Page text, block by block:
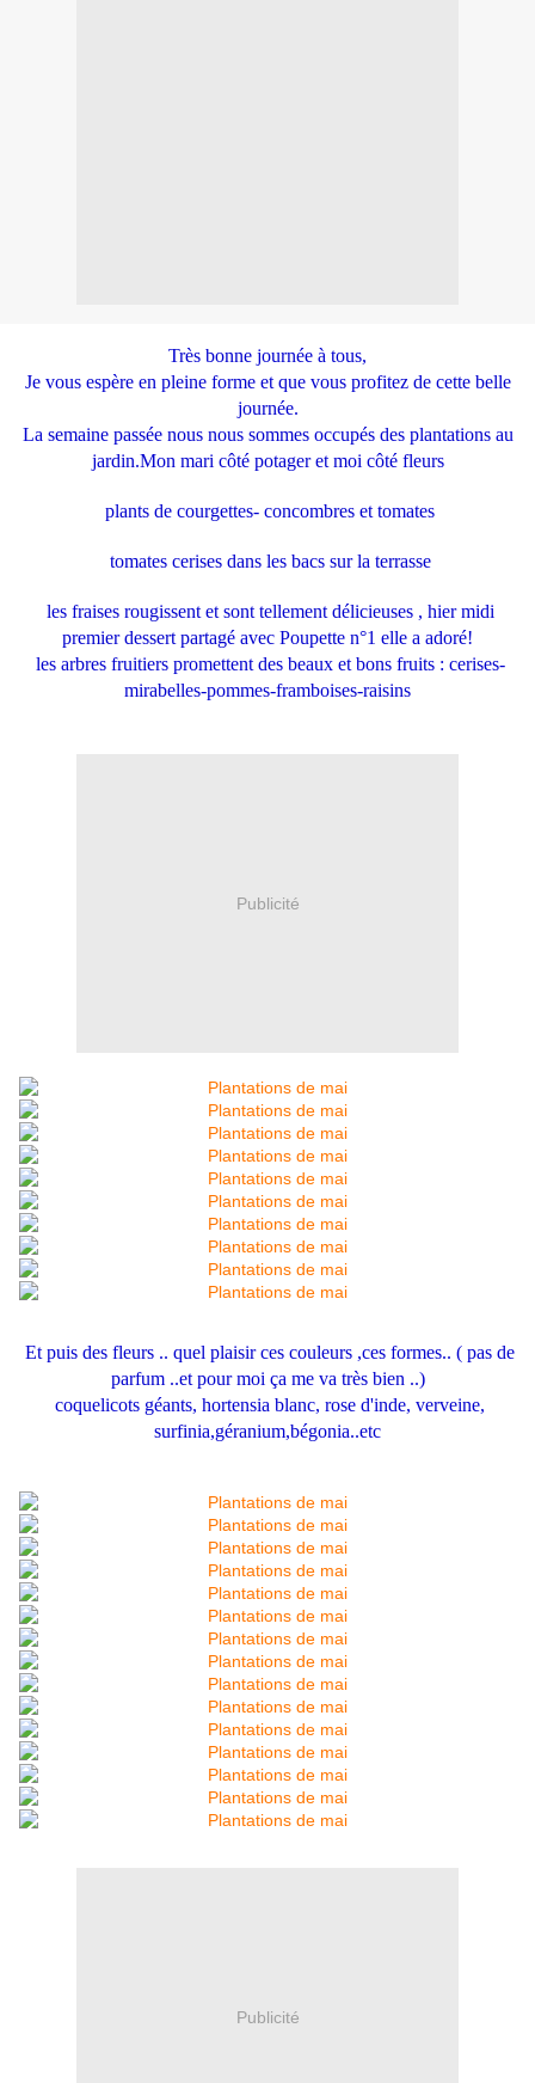
Très bonne journée à tous,
Je vous espère en pleine forme et que vous profitez de cette belle
journée.
La semaine passée nous nous sommes occupés des plantations au
jardin.Mon mari côté potager et moi côté fleurs
plants de courgettes- concombres et tomates
tomates cerises dans les bacs sur la terrasse
les fraises rougissent et sont tellement délicieuses , hier midi
premier dessert partagé avec Poupette n°1 elle a adoré!
les arbres fruitiers promettent des beaux et bons fruits : cerises-
mirabelles-pommes-framboises-raisins
Publicité
Et puis des fleurs .. quel plaisir ces couleurs ,ces formes.. ( pas de
parfum ..et pour moi ça me va très bien ..)
coquelicots géants, hortensia blanc, rose d'inde, verveine,
surfinia,géranium,bégonia..etc
Publicité